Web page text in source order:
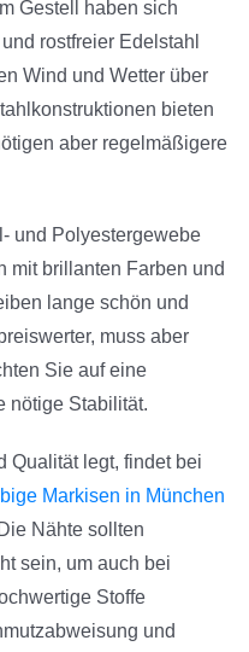
Gestell haben sich
rostfreier Edelstahl
Wind und Wetter über
bieten
aber regelmäßigere
und Polyestergewebe
mit brillanten Farben und
lange schön und
muss aber
Sie auf eine
nötige Stabilität.
Qualität legt, findet bei
Markisen in München
Nähte sollten
sein, um auch bei
Stoffe
und